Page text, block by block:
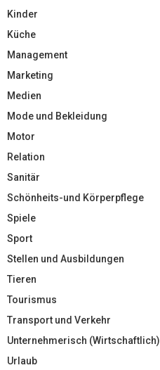
Kinder
Küche
Management
Marketing
Medien
Mode und Bekleidung
Motor
Relation
Sanitär
Schönheits-und Körperpflege
Spiele
Sport
Stellen und Ausbildungen
Tieren
Tourismus
Transport und Verkehr
Unternehmerisch (Wirtschaftlich)
Urlaub